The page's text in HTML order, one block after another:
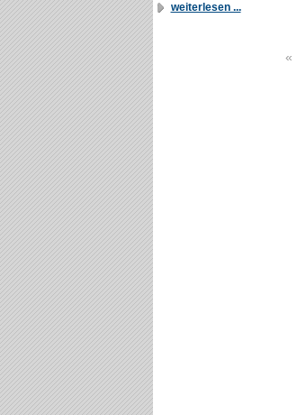
weiterlesen ...
«